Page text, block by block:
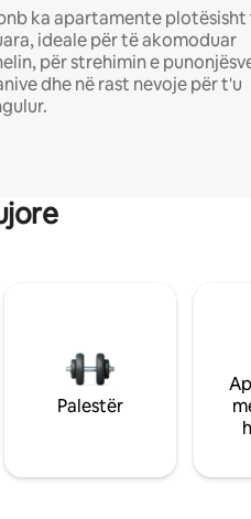
ka apartamente
ideale për të akomoduar
për strehimin e
dhe në rast nevoje për t'u
Palestër